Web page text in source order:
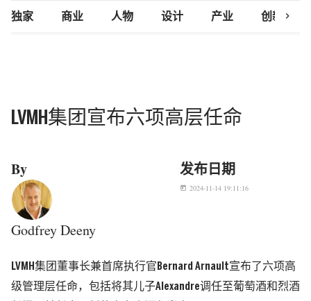
独家 商业 人物 设计 产业 创新研究
chevron_right
LVMH集团宣布六项高层任命
By
Godfrey Deeny
发布日期
today 2024-11-14 19:11:16
LVMH集团董事长兼首席执行官Bernard Arnault宣布了六项高
级管理层任命，包括将其儿子Alexandre调任至葡萄酒和烈酒